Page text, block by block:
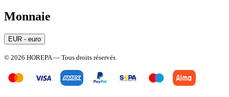
Monnaie
EUR - euro
© 2026 HOREPA — Tous droits réservés.